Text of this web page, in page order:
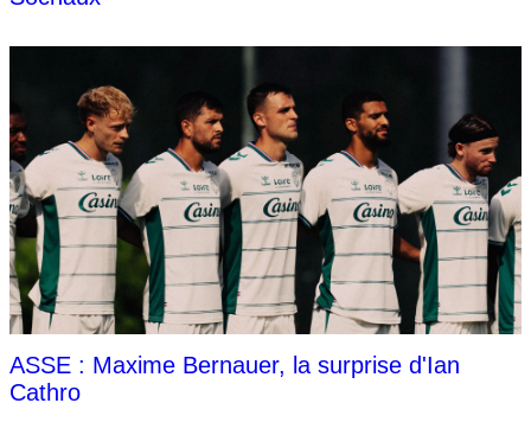
ASSE : Maxime Bernauer, la surprise d'Ian
Cathro